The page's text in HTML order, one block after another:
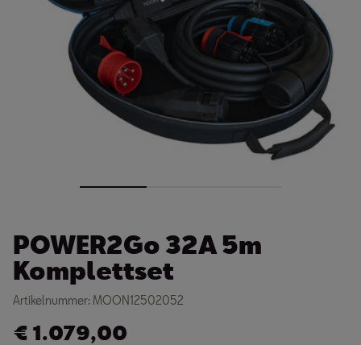
POWER2Go 32A 5m
Komplettset
Artikelnummer: MOON12502052
€ 1.079,00